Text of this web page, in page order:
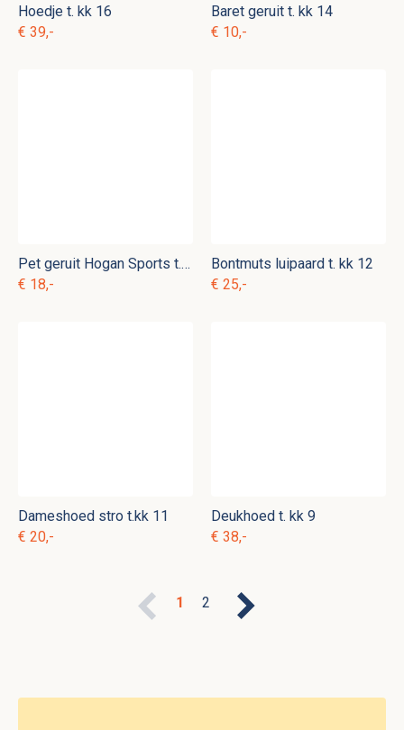
Hoedje t. kk 16
€ 39,-
Baret geruit t. kk 14
€ 10,-
Pet geruit Hogan Sports t. kk 13
€ 18,-
Bontmuts luipaard t. kk 12
€ 25,-
Dameshoed stro t.kk 11
€ 20,-
Deukhoed t. kk 9
€ 38,-
1 2